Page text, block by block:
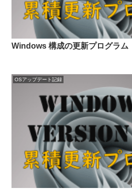
Windows 構成の更新プログラム
OSアップデート記録